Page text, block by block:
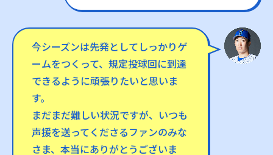
今シーズンは先発としてしっかりゲ
ームをつくって、規定投球回に到達
できるように頑張りたいと思いま
す。
まだまだ難しい状況ですが、いつも
声援を送ってくださるファンのみな
さま、本当にありがとうございま